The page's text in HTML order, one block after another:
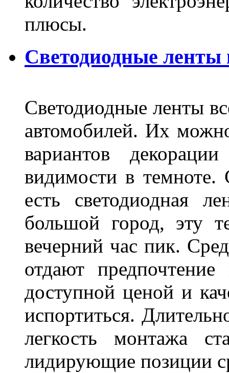
плюсы.
Светодиодные
Светодиодные ленты
автомобилей. Их
вариантов
видимости в темноте.
есть светодиодная
большой город, эту
вечерний час пик.
отдают
доступной ценой и
испортиться.
легкость монтажа
лидирующие